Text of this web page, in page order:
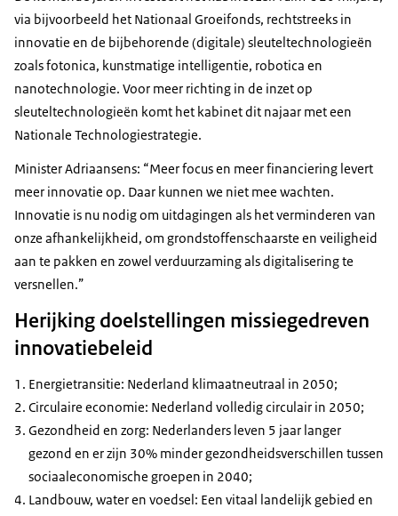
via bijvoorbeeld het Nationaal Groeifonds, rechtstreeks in
innovatie en de bijbehorende (digitale) sleuteltechnologieën
zoals fotonica, kunstmatige intelligentie, robotica en
nanotechnologie. Voor meer richting in de inzet op
sleuteltechnologieën komt het kabinet dit najaar met een
Nationale Technologiestrategie.
Minister Adriaansens: “Meer focus en meer financiering levert
meer innovatie op. Daar kunnen we niet mee wachten.
Innovatie is nu nodig om uitdagingen als het verminderen van
onze afhankelijkheid, om grondstoffenschaarste en veiligheid
aan te pakken en zowel verduurzaming als digitalisering te
versnellen.”
Herijking doelstellingen missiegedreven
innovatiebeleid
Energietransitie: Nederland klimaatneutraal in 2050;
Circulaire economie: Nederland volledig circulair in 2050;
Gezondheid en zorg: Nederlanders leven 5 jaar langer
gezond en er zijn 30% minder gezondheidsverschillen tussen
sociaaleconomische groepen in 2040;
Landbouw, water en voedsel: Een vitaal landelijk gebied en